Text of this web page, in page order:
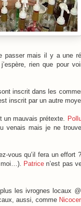
passer mais il y a une
j’espère, rien que pour
inscrit dans les
inscrit par un autre
un mauvais prétexte.
venais mais je ne
vous qu’il fera un effort ?
moi…). Patrice n’est pas
les ivrognes locaux
aussi, comme